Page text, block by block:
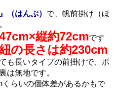
（はんぷ） で、帆前掛け（ほ
縦約72cmです
の長さは約230cm
も長いタイプの前掛けで、ポ
は無地です。
らいの個体差があるかもで